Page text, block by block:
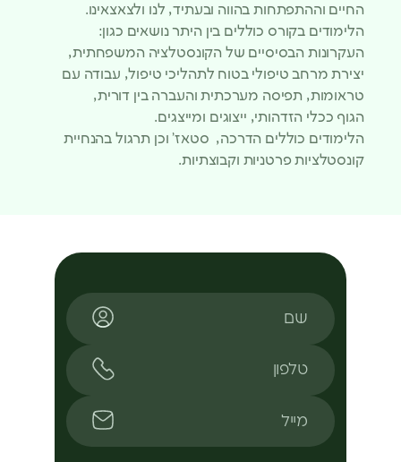
החיים וההתפתחות בהווה ובעתיד, לנו ולצאצאינו.
הלימודים בקורס כוללים בין היתר נושאים כגון:
העקרונות הבסיסיים של הקונסטלציה המשפחתית,
יצירת מרחב טיפולי בטוח לתהליכי טיפול, עבודה עם
טראומות, תפיסה מערכתית והעברה בין דורית,
הגוף ככלי הזדהותי, ייצוגים ומייצגים.
הלימודים כוללים הדרכה, סטאז’ וכן תרגול בהנחיית
קונסטלציות פרטניות וקבוצתיות.
שם
טלפון
מייל